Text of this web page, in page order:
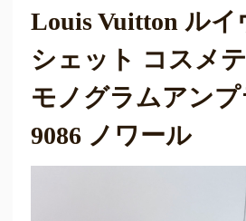
Louis Vuitton ル
シェット コスメ
モノグラムアン
9086 ノワール